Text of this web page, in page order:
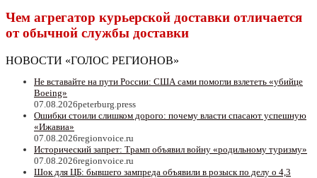
Чем агрегатор курьерской доставки отличается
от обычной службы доставки
НОВОСТИ «ГОЛОС РЕГИОНОВ»
Не вставайте на пути России: США сами помогли взлететь «убийце
Boeing»
07.08.2026peterburg.press
Ошибки стоили слишком дорого: почему власти спасают успешную
«Ижавиа»
07.08.2026regionvoice.ru
Исторический запрет: Трамп объявил войну «родильному туризму»
07.08.2026regionvoice.ru
Шок для ЦБ: бывшего зампреда объявили в розыск по делу о 4,3